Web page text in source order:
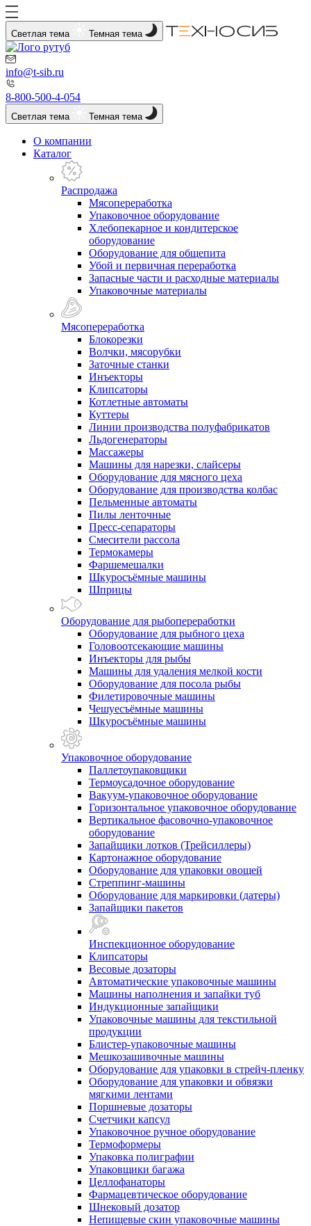
Светлая тема Темная тема
info@t-sib.ru
8-800-500-4-054
Светлая тема Темная тема
О компании
Каталог
Распродажа
Мясопереработка
Упаковочное оборудование
Хлебопекарное и кондитерское
оборудование
Оборудование для общепита
Убой и первичная переработка
Запасные части и расходные материалы
Упаковочные материалы
Мясопереработка
Блокорезки
Волчки, мясорубки
Заточные станки
Инъекторы
Клипсаторы
Котлетные автоматы
Куттеры
Линии производства полуфабрикатов
Льдогенераторы
Массажеры
Машины для нарезки, слайсеры
Оборудование для мясного цеха
Оборудование для производства колбас
Пельменные автоматы
Пилы ленточные
Пресс-сепараторы
Смесители рассола
Термокамеры
Фаршемешалки
Шкуросъёмные машины
Шприцы
Оборудование для рыбопереработки
Оборудование для рыбного цеха
Головоотсекающие машины
Инъекторы для рыбы
Машины для удаления мелкой кости
Оборудование для посола рыбы
Филетировочные машины
Чешуесъёмные машины
Шкуросъёмные машины
Упаковочное оборудование
Паллетоупаковщики
Термоусадочное оборудование
Вакуум-упаковочное оборудование
Горизонтальное упаковочное оборудование
Вертикальное фасовочно-упаковочное
оборудование
Запайщики лотков (Трейсиллеры)
Картонажное оборудование
Оборудование для упаковки овощей
Стреппинг-машины
Оборудование для маркировки (датеры)
Запайщики пакетов
Инспекционное оборудование
Клипсаторы
Весовые дозаторы
Автоматические упаковочные машины
Машины наполнения и запайки туб
Индукционные запайщики
Упаковочные машины для текстильной
продукции
Блистер-упаковочные машины
Мешкозашивочные машины
Оборудование для упаковки в стрейч-пленку
Оборудование для упаковки и обвязки
мягкими лентами
Поршневые дозаторы
Счетчики капсул
Упаковочное ручное оборудование
Термоформеры
Упаковка полиграфии
Упаковщики багажа
Целлофанаторы
Фармацевтическое оборудование
Шнековый дозатор
Непищевые скин упаковочные машины